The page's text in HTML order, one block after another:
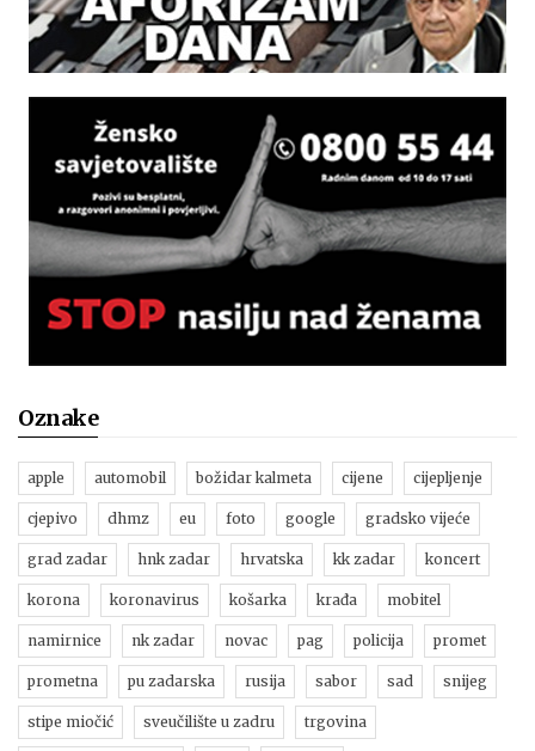
Oznake
apple automobil božidar kalmeta cijene cijepljenje
cjepivo dhmz eu foto google gradsko vijeće
grad zadar hnk zadar hrvatska kk zadar koncert
korona koronavirus košarka krađa mobitel
namirnice nk zadar novac pag policija promet
prometna pu zadarska rusija sabor sad snijeg
stipe miočić sveučilište u zadru trgovina